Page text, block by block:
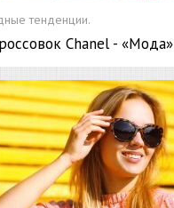
тенденции.
Chanel - «Мода»